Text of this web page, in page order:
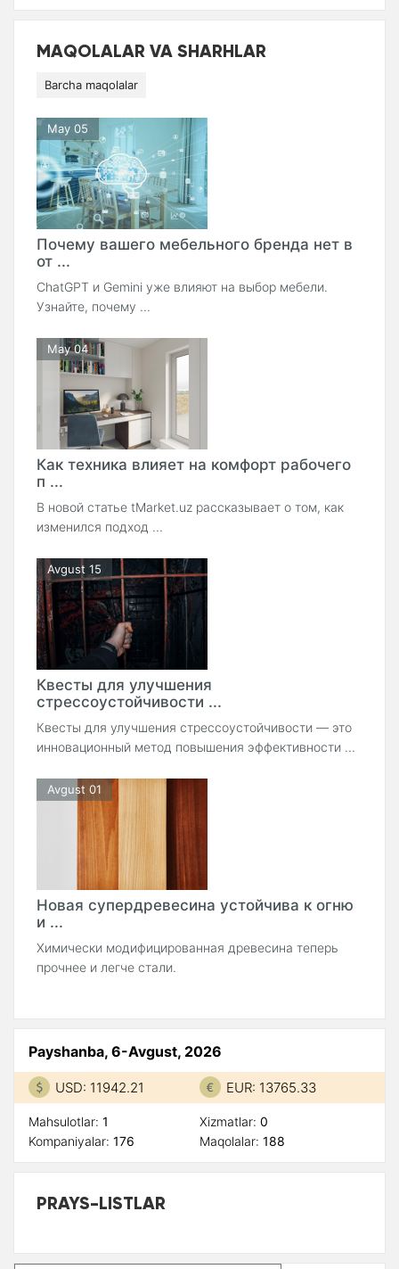
MAQOLALAR VA SHARHLAR
Barcha maqolalar
May 05
Почему вашего мебельного бренда нет в
от ...
ChatGPT и Gemini уже влияют на выбор мебели.
Узнайте, почему ...
May 04
Как техника влияет на комфорт рабочего
п ...
В новой статье tMarket.uz рассказывает о том, как
изменился подход ...
Avgust 15
Квесты для улучшения
стрессоустойчивости ...
Квесты для улучшения стрессоустойчивости — это
инновационный метод повышения эффективности ...
Avgust 01
Новая супердревесина устойчива к огню
и ...
Химически модифицированная древесина теперь
прочнее и легче стали.
Payshanba, 6-Avgust, 2026
USD: 11942.21 EUR: 13765.33
Mahsulotlar: 1
Kompaniyalar: 176
Xizmatlar: 0
Maqolalar: 188
PRAYS-LISTLAR